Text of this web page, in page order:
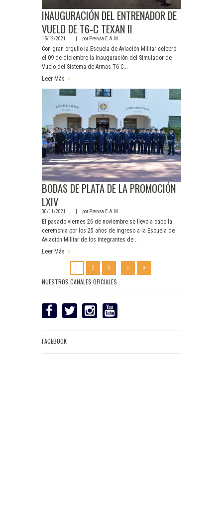
INAUGURACIÓN DEL ENTRENADOR DE
VUELO DE T6-C TEXAN II
15/12/2021 porPrensa E.A.M.
Con gran orgullo la Escuela de Aviación Militar celebró
el 09 de diciembre la inauguración del Simulador de
Vuelo del Sistema de Armas T6-C...
Leer Más
BODAS DE PLATA DE LA PROMOCIÓN
LXIV
30/11/2021 porPrensa E.A.M.
El pasado viernes 26 de noviembre se llevó a cabo la
ceremonia por los 25 años de ingreso a la Escuela de
Aviación Militar de los integrantes de...
Leer Más
1 2 3
NUESTROS CANALES OFICIALES
FACEBOOK